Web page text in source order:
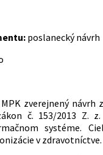
poslanecký návrh
zverejnený návrh
č. 153/2013 Z.
systéme.
v zdravotníctve.